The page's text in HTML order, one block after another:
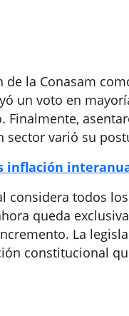
la Conasam
un voto en
Finalmente,
varió su
inflación
considera todos
queda
La
constitucional